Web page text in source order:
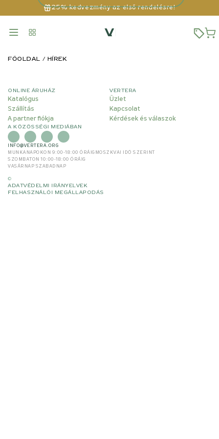
25% kedvezmény az első rendelésre!
FŐOLDAL HÍREK
ONLINE ÁRUHÁZ
Katalógus
Szállítás
A partner fiókja
VERTERA
Üzlet
Kapcsolat
Kérdések és válaszok
A KÖZÖSSÉGI MEDIÁBAN
INFO@VERTERA.ORG
MUNKANAPOKON 9:00-18:00 ÓRÁIG MOSZKVAI IDŐ SZERINT
SZOMBATON 10:00-18:00 ÓRÁIG
VASÁRNAP SZABADNAP
©
ADATVÉDELMI IRÁNYELVEK
FELHASZNÁLÓI MEGÁLLAPODÁS